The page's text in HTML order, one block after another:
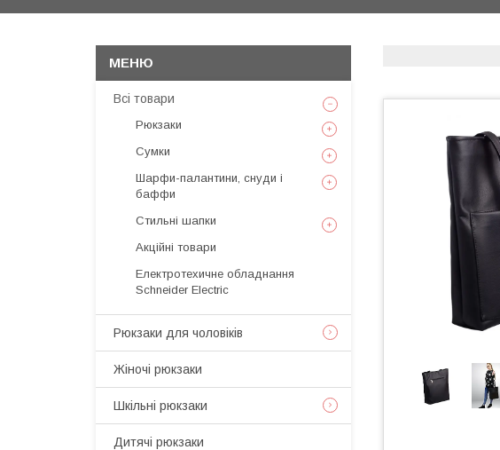
Всі товари
Рюкзаки
Сумки
Шарфи-палантини, снуди і
баффи
Стильні шапки
Акційні товари
Електротехичне обладнання
Schneider Electric
Рюкзаки для чоловіків
Жіночі рюкзаки
Шкільні рюкзаки
Дитячі рюкзаки